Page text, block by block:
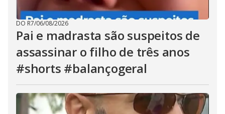
DO R7/06/08/2026
Pai e madrasta são suspeitos de
assassinar o filho de três anos
#shorts #balançogeral